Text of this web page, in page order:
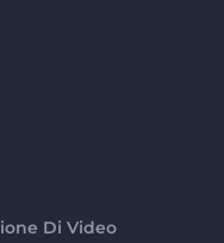
Di Video